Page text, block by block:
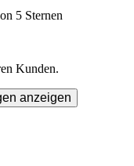
5 Sternen
Kunden.
anzeigen